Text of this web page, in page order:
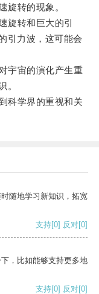
转的现象。
转和巨大的引
引力波，这可能会
宙的演化产生重
。
学界的重视和关
随地学习新知识，拓宽
支持[0] 反对[0]
，比如能够支持更多地
支持[0] 反对[0]